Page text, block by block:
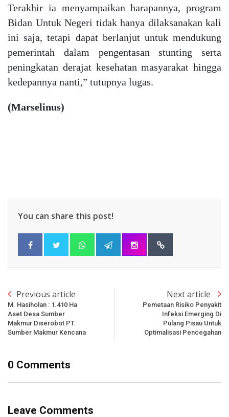
Terakhir ia menyampaikan harapannya, program
Bidan Untuk Negeri tidak hanya dilaksanakan kali
ini saja, tetapi dapat berlanjut untuk mendukung
pemerintah dalam pengentasan stunting serta
peningkatan derajat kesehatan masyarakat hingga
kedepannya nanti,” tutupnya lugas.
(Marselinus)
You can share this post!
Previous article
M. Hasiholan : 1.410 Ha
Aset Desa Sumber
Makmur Diserobot PT.
Sumber Makmur Kencana
Next article
Pemetaan Risiko Penyakit
Infeksi Emerging Di
Pulang Pisau Untuk
Optimalisasi Pencegahan
0 Comments
Leave Comments